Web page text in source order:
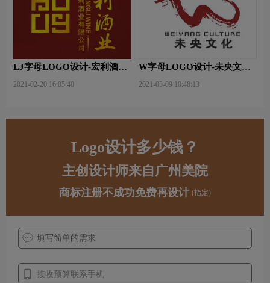
LJ字母LOGO设计-宏利酒业
2021-02-20 16:05:40
W字母LOGO设计-未央文化
2021-03-09 10:48:13
Logo设计多少钱？
主创设计师来自广州美院
商标注册不成功免费再设计 (指定)